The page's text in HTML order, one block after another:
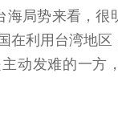
海局势来看，很
在利用台湾地
动发难的一方